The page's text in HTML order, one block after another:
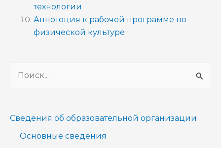
технологии
Аннотоция к рабочей программе по
физической культуре
Сведения об образовательной организации
Основные сведения